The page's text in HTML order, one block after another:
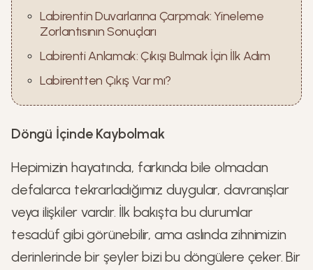
Labirentin Duvarlarına Çarpmak: Yineleme
Zorlantısının Sonuçları
Labirenti Anlamak: Çıkışı Bulmak İçin İlk Adım
Labirentten Çıkış Var mı?
Döngü İçinde Kaybolmak
Hepimizin hayatında, farkında bile olmadan
defalarca tekrarladığımız duygular, davranışlar
veya ilişkiler vardır. İlk bakışta bu durumlar
tesadüf gibi görünebilir, ama aslında zihnimizin
derinlerinde bir şeyler bizi bu döngülere çeker. Bir